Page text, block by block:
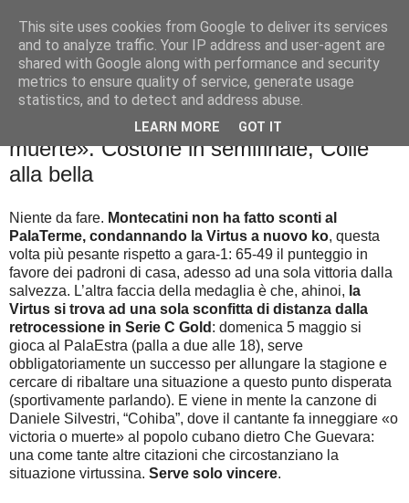
Palla al cerchio
giovedì 2 maggio 2019
Basket City: Virtus, a Siena «o victoria o
muerte». Costone in semifinale, Colle
alla bella
Niente da fare. Montecatini non ha fatto sconti al
PalaTerme, condannando la Virtus a nuovo ko, questa
volta più pesante rispetto a gara-1: 65-49 il punteggio in
favore dei padroni di casa, adesso ad una sola vittoria dalla
salvezza. L’altra faccia della medaglia è che, ahinoi, la
Virtus si trova ad una sola sconfitta di distanza dalla
retrocessione in Serie C Gold : domenica 5 maggio si
gioca al PalaEstra (palla a due alle 18), serve
obbligatoriamente un successo per allungare la stagione e
cercare di ribaltare una situazione a questo punto disperata
(sportivamente parlando). E viene in mente la canzone di
Daniele Silvestri, “Cohiba”, dove il cantante fa inneggiare «o
victoria o muerte» al popolo cubano dietro Che Guevara:
una come tante altre citazioni che circostanziano la
situazione virtussina. Serve solo vincere.
This site uses cookies from Google to deliver its services
and to analyze traffic. Your IP address and user-agent are
shared with Google along with performance and security
metrics to ensure quality of service, generate usage
statistics, and to detect and address abuse.
LEARN MORE GOT IT